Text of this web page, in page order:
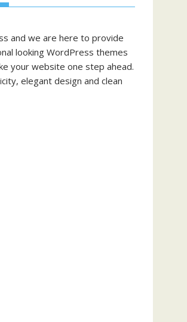
and we are here to provide
looking WordPress themes
your website one step ahead.
elegant design and clean